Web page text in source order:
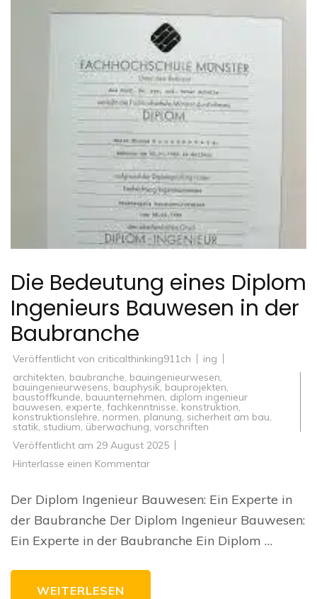
Die Bedeutung eines Diplom
Ingenieurs Bauwesen in der
Baubranche
Veröffentlicht von criticalthinking911ch
ing
architekten, baubranche, bauingenieurwesen,
bauingenieurwesens, bauphysik, bauprojekten,
baustoffkunde, bauunternehmen, diplom ingenieur
bauwesen, experte, fachkenntnisse, konstruktion,
konstruktionslehre, normen, planung, sicherheit am bau,
statik, studium, überwachung, vorschriften
Veröffentlicht am 29 August 2025
Hinterlasse einen Kommentarzu
Diplom
Ingenieurs
Bauwesen
der
Der Diplom Ingenieur Bauwesen: Ein Experte in
der Baubranche Der Diplom Ingenieur Bauwesen:
Ein Experte in der Baubranche Ein Diplom …
WEITERLESEN